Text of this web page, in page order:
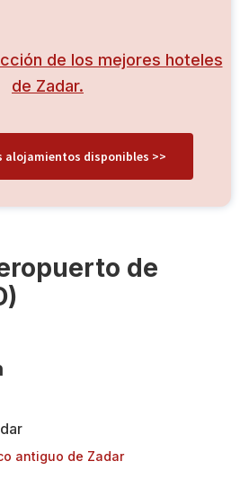
de los mejores hoteles
de Zadar.
alojamientos disponibles >>
de
antiguo de Zadar